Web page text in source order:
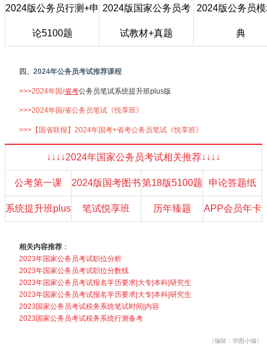
2024版公务员行测+申
论5100题
2024版国家公务员考
试教材+真题
2024版公务员
典
四、2024年公务员考试推荐课程
>>>2024年国/省考公务员笔试系统提升班plus版
>>>2024年国/省公务员笔试《悦享班》
>>>【国省联报】2024年国考+省考公务员笔试《悦享班》
↓↓↓↓2024年国家公务员考试相关推荐↓↓↓↓
公考第一课 2024版国考图书第18版5100题 申论答题纸
系统提升班plus 笔试悦享班 历年臻题 APP会员年卡
相关内容推荐 ：
2023年国家公务员考试职位分析
2023年国家公务员考试职位分数线
2023年国家公务员考试报名学历要求|大专|本科|研究生
2023年国家公务员考试报名学历要求|大专|本科|研究生
2023国家公务员考试税务系统笔试时间|内容
2023国家公务员考试税务系统行测备考
（编辑：华图小编）